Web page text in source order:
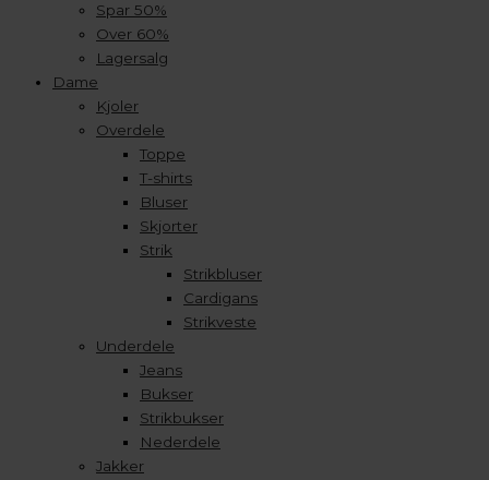
Spar 50%
Over 60%
Lagersalg
Dame
Kjoler
Overdele
Toppe
T-shirts
Bluser
Skjorter
Strik
Strikbluser
Cardigans
Strikveste
Underdele
Jeans
Bukser
Strikbukser
Nederdele
Jakker